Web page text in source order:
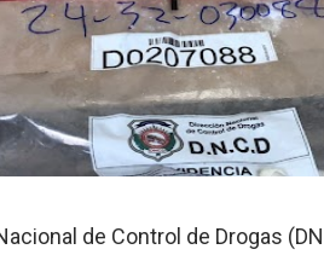
atentado a balazos en la
el sistema eléctrico ante
del Colegio de Notarios hace
de Control de Drogas